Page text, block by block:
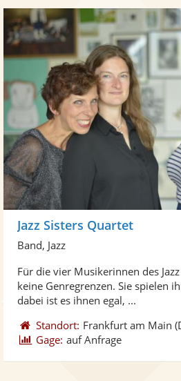
Jazz Sisters Quartet
Band, Jazz
Für die vier Musikerinnen des
keine Genregrenzen. Sie spielen
dabei ist es ihnen egal, ...
Standort: Frankfurt am Main
Gage: auf Anfrage